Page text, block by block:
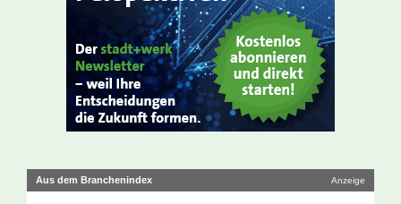
Aus dem Branchenindex Anzeige